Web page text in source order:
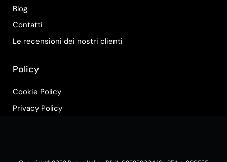
Blog
Contatti
Le recensioni dei nostri clienti
Policy
Cookie Policy
Privacy Policy